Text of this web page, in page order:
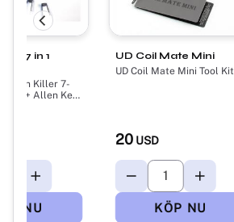
UD Coil Mate Mini
UD Coil Mate Mini Tool Kit
20USD
7 in 1
Killer 7-
Coil + Allen Key